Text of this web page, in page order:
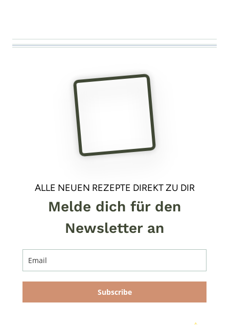
ALLE NEUEN REZEPTE DIREKT ZU DIR
Melde dich für den
Newsletter an
Subscribe